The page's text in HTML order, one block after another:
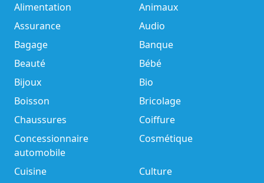
Alimentation
Animaux
Assurance
Audio
Bagage
Banque
Beauté
Bébé
Bijoux
Bio
Boisson
Bricolage
Chaussures
Coiffure
Concessionnaire
automobile
Cosmétique
Cuisine
Culture